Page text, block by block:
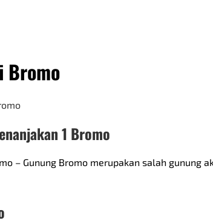
Bromo
1 Bromo
– Gunung Bromo merupakan salah gunung